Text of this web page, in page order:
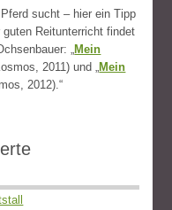
sucht – hier ein Tipp
Reitunterricht findet
„Mein
2011) und „Mein
2012).“